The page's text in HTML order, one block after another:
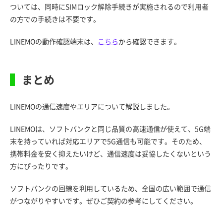
ついては、同時にSIMロック解除手続きが実施されるので利用者
の方での手続きは不要です。
LINEMOの動作確認端末は、 こちらから確認できます。
まとめ
LINEMOの通信速度やエリアについて解説しました。
LINEMOは、ソフトバンクと同じ品質の高速通信が使えて、5G端
末を持っていれば対応エリアで5G通信も可能です。そのため、
携帯料金を安く抑えたいけど、通信速度は妥協したくないという
方にぴったりです。
ソフトバンクの回線を利用しているため、全国の広い範囲で通信
がつながりやすいです。ぜひご契約の参考にしてください。